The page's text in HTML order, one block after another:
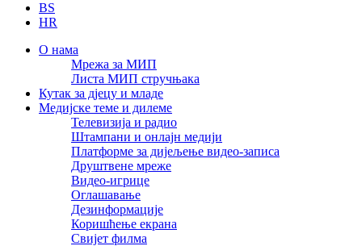
BS
HR
О нама
Мрежа за МИП
Листа МИП стручњака
Кутак за дјецу и младе
Медијске теме и дилеме
Телевизија и радио
Штампани и онлајн медији
Платформе за дијељење видео-записа
Друштвене мреже
Видео-игрице
Оглашавање
Дезинформације
Коришћење екрана
Свијет филма